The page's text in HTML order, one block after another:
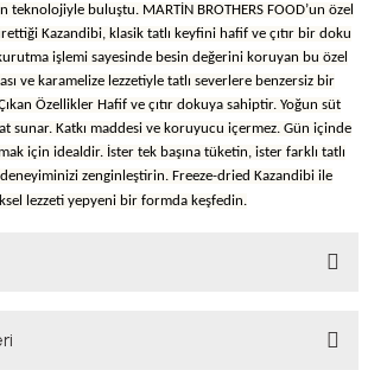
teknolojiyle buluştu. MARTİN BROTHERS FOOD’un özel
Kazandibi, klasik tatlı keyfini hafif ve çıtır bir doku
işlemi sayesinde besin değerini koruyan bu özel
ve karamelize lezzetiyle tatlı severlere benzersiz bir
Özellikler Hafif ve çıtır dokuya sahiptir. Yoğun süt
sunar. Katkı maddesi ve koruyucu içermez. Gün içinde
için idealdir. İster tek başına tüketin, ister farklı tatlı
zenginleştirin. Freeze-dried Kazandibi ile
lezzeti yepyeni bir formda keşfedin.